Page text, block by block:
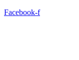
Facebook-f